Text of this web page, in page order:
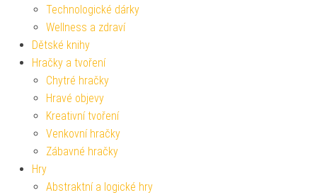
Technologické dárky
Wellness a zdraví
Dětské knihy
Hračky a tvoření
Chytré hračky
Hravé objevy
Kreativní tvoření
Venkovní hračky
Zábavné hračky
Hry
Abstraktní a logické hry